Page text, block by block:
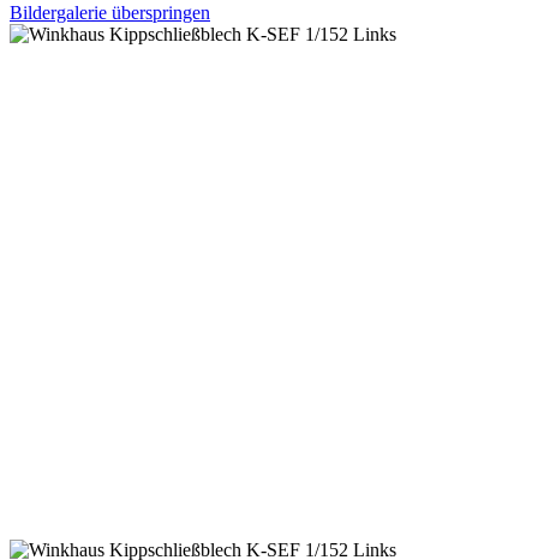
Bildergalerie überspringen